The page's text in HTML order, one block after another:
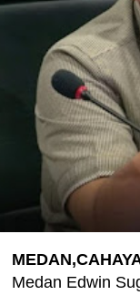
Medan Edwin